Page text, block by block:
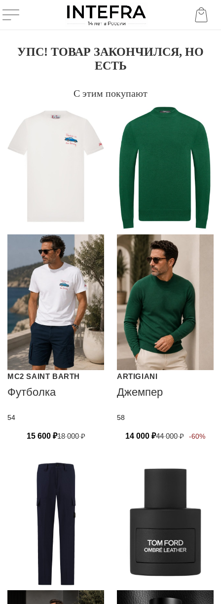
УПС! ТОВАР ЗАКОНЧИЛСЯ, НО
ЕСТЬ
С этим покупают
MC2 SAINT BARTH
Футболка
54
15 600 ₽18 000₽
ARTIGIANI
Джемпер
58
14 000 ₽44 000₽ -60%